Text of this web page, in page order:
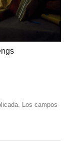
Los campos